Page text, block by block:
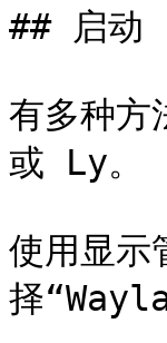
## 启动
有多种方
或 Ly。
使用显示
择